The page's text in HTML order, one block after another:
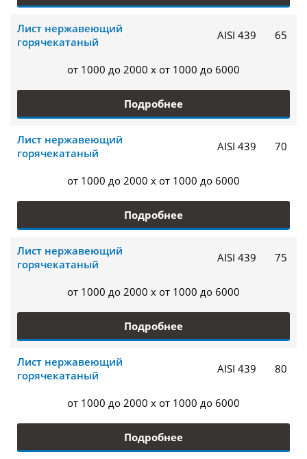
Лист нержавеющий
горячекатаный
AISI 439 65
от 1000 до 2000 x от 1000 до 6000
Подробнее
Лист нержавеющий
горячекатаный
AISI 439 70
от 1000 до 2000 x от 1000 до 6000
Подробнее
Лист нержавеющий
горячекатаный
AISI 439 75
от 1000 до 2000 x от 1000 до 6000
Подробнее
Лист нержавеющий
горячекатаный
AISI 439 80
от 1000 до 2000 x от 1000 до 6000
Подробнее